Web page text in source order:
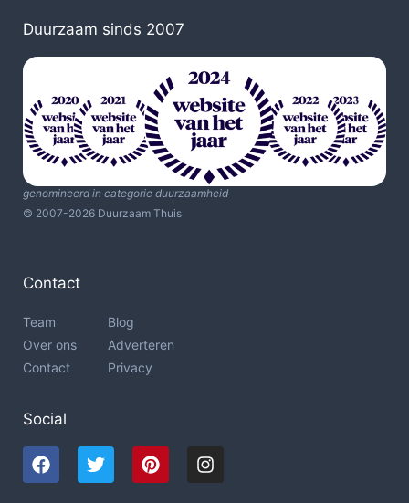
Duurzaam sinds 2007
genomineerd in categorie duurzaamheid
© 2007-2026 Duurzaam Thuis
Contact
Team
Over ons
Contact
Blog
Adverteren
Privacy
Social